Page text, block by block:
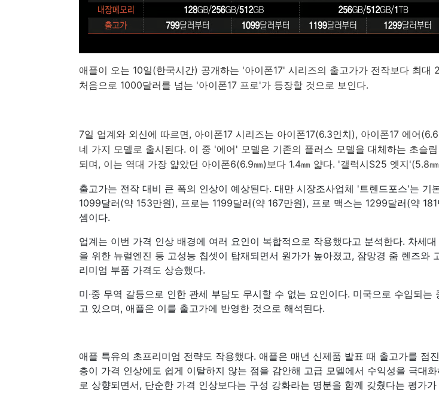
애플이 오는 10일(한국시간) 공개하는 '아이폰17' 시리즈의 출고가가 전작보다 최
처음으로 1000달러를 넘는 '아이폰17 프로'가 등장할 것으로 보인다.
7일 업계와 외신에 따르면, 아이폰17 시리즈는 아이폰17(6.3인치), 아이폰17 에어
네 가지 모델로 출시된다. 이 중 '에어' 모델은 기존의 플러스 모델을 대체하는 초슬
되며, 이는 역대 가장 얇았던 아이폰6(6.9㎜)보다 1.4㎜ 얇다. '갤럭시S25 엣지'(5.8
출고가는 전작 대비 큰 폭의 인상이 예상된다. 대만 시장조사업체 '트렌드포스'는
1099달러(약 153만원), 프로는 1199달러(약 167만원), 프로 맥스는 1299달러(약
셈이다.
업계는 이번 가격 인상 배경에 여러 요인이 복합적으로 작용했다고 분석한다. 차세
을 위한 뉴럴엔진 등 고성능 칩셋이 탑재되면서 원가가 높아졌고, 잠망경 줌 렌즈와
리미엄 부품 가격도 상승했다.
미·중 무역 갈등으로 인한 관세 부담도 무시할 수 없는 요인이다. 미국으로 수입되
고 있으며, 애플은 이를 출고가에 반영한 것으로 해석된다.
애플 특유의 초프리미엄 전략도 작용했다. 애플은 매년 신제품 발표 때 출고가를 점
층이 가격 인상에도 쉽게 이탈하지 않는 점을 감안해 고급 모델에서 수익성을 극대
로 상향되면서, 단순한 가격 인상보다는 구성 강화라는 명분을 함께 갖췄다는 평가가